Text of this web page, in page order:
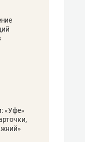
«Уфе»